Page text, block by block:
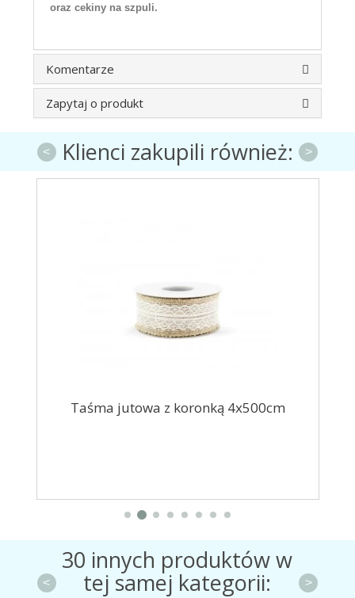
oraz cekiny na szpuli.
Komentarze
Zapytaj o produkt
Klienci zakupili również:
Taśma jutowa z koronką 4x500cm
< >
30 innych produktów w
tej samej kategorii:
< >